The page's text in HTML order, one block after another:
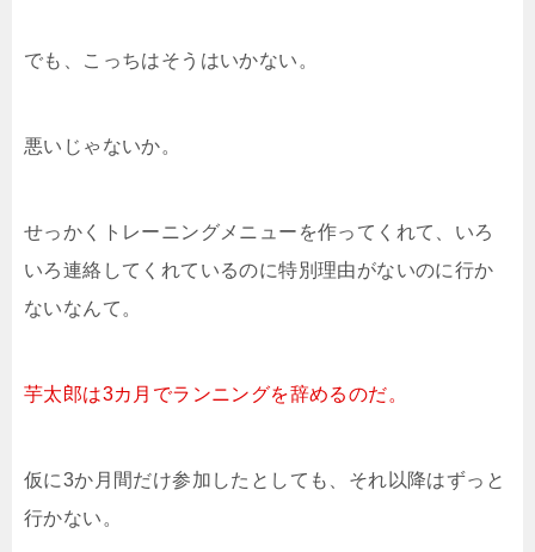
でも、こっちはそうはいかない。
悪いじゃないか。
せっかくトレーニングメニューを作ってくれて、いろ
いろ連絡してくれているのに特別理由がないのに行か
ないなんて。
芋太郎は3カ月でランニングを辞めるのだ。
仮に3か月間だけ参加したとしても、それ以降はずっと
行かない。